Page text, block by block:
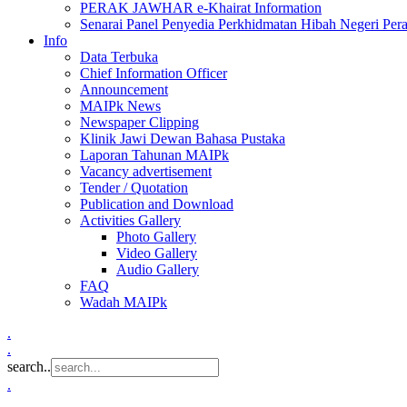
PERAK JAWHAR e-Khairat Information
Senarai Panel Penyedia Perkhidmatan Hibah Negeri
Info
Data Terbuka
Chief Information Officer
Announcement
MAIPk News
Newspaper Clipping
Klinik Jawi Dewan Bahasa Pustaka
Laporan Tahunan MAIPk
Vacancy advertisement
Tender / Quotation
Publication and Download
Activities Gallery
Photo Gallery
Video Gallery
Audio Gallery
FAQ
Wadah MAIPk
.
.
search..
.